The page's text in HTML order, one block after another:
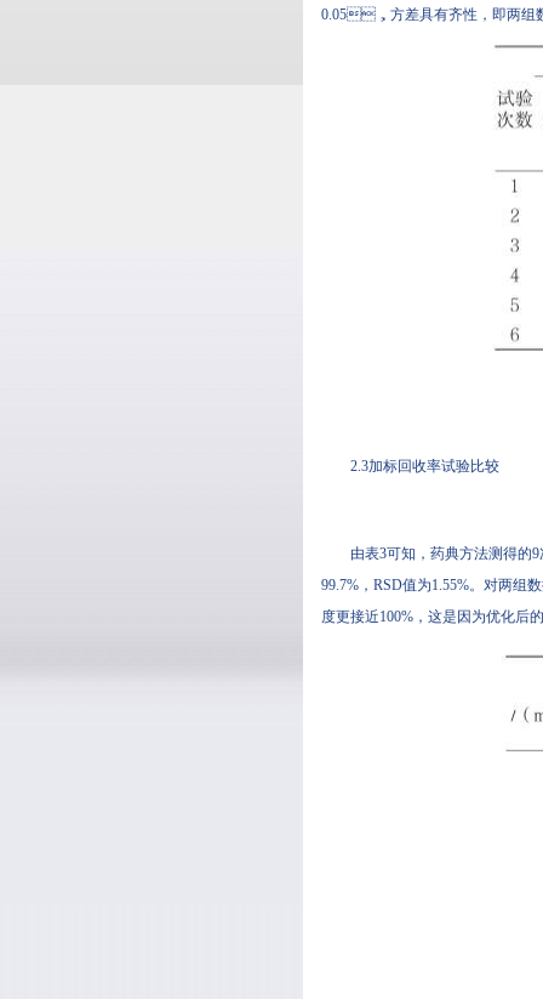
0.05，方差具有齐性，即两组
2.3加标回收率试验比较
由表3可知，药典方法测得的9
99.7%，RSD值为1.55%。对
度更接近100%，这是因为优化